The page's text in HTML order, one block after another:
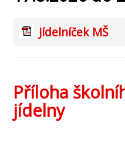
Jídelníček MŠ
Příloha
jídelny